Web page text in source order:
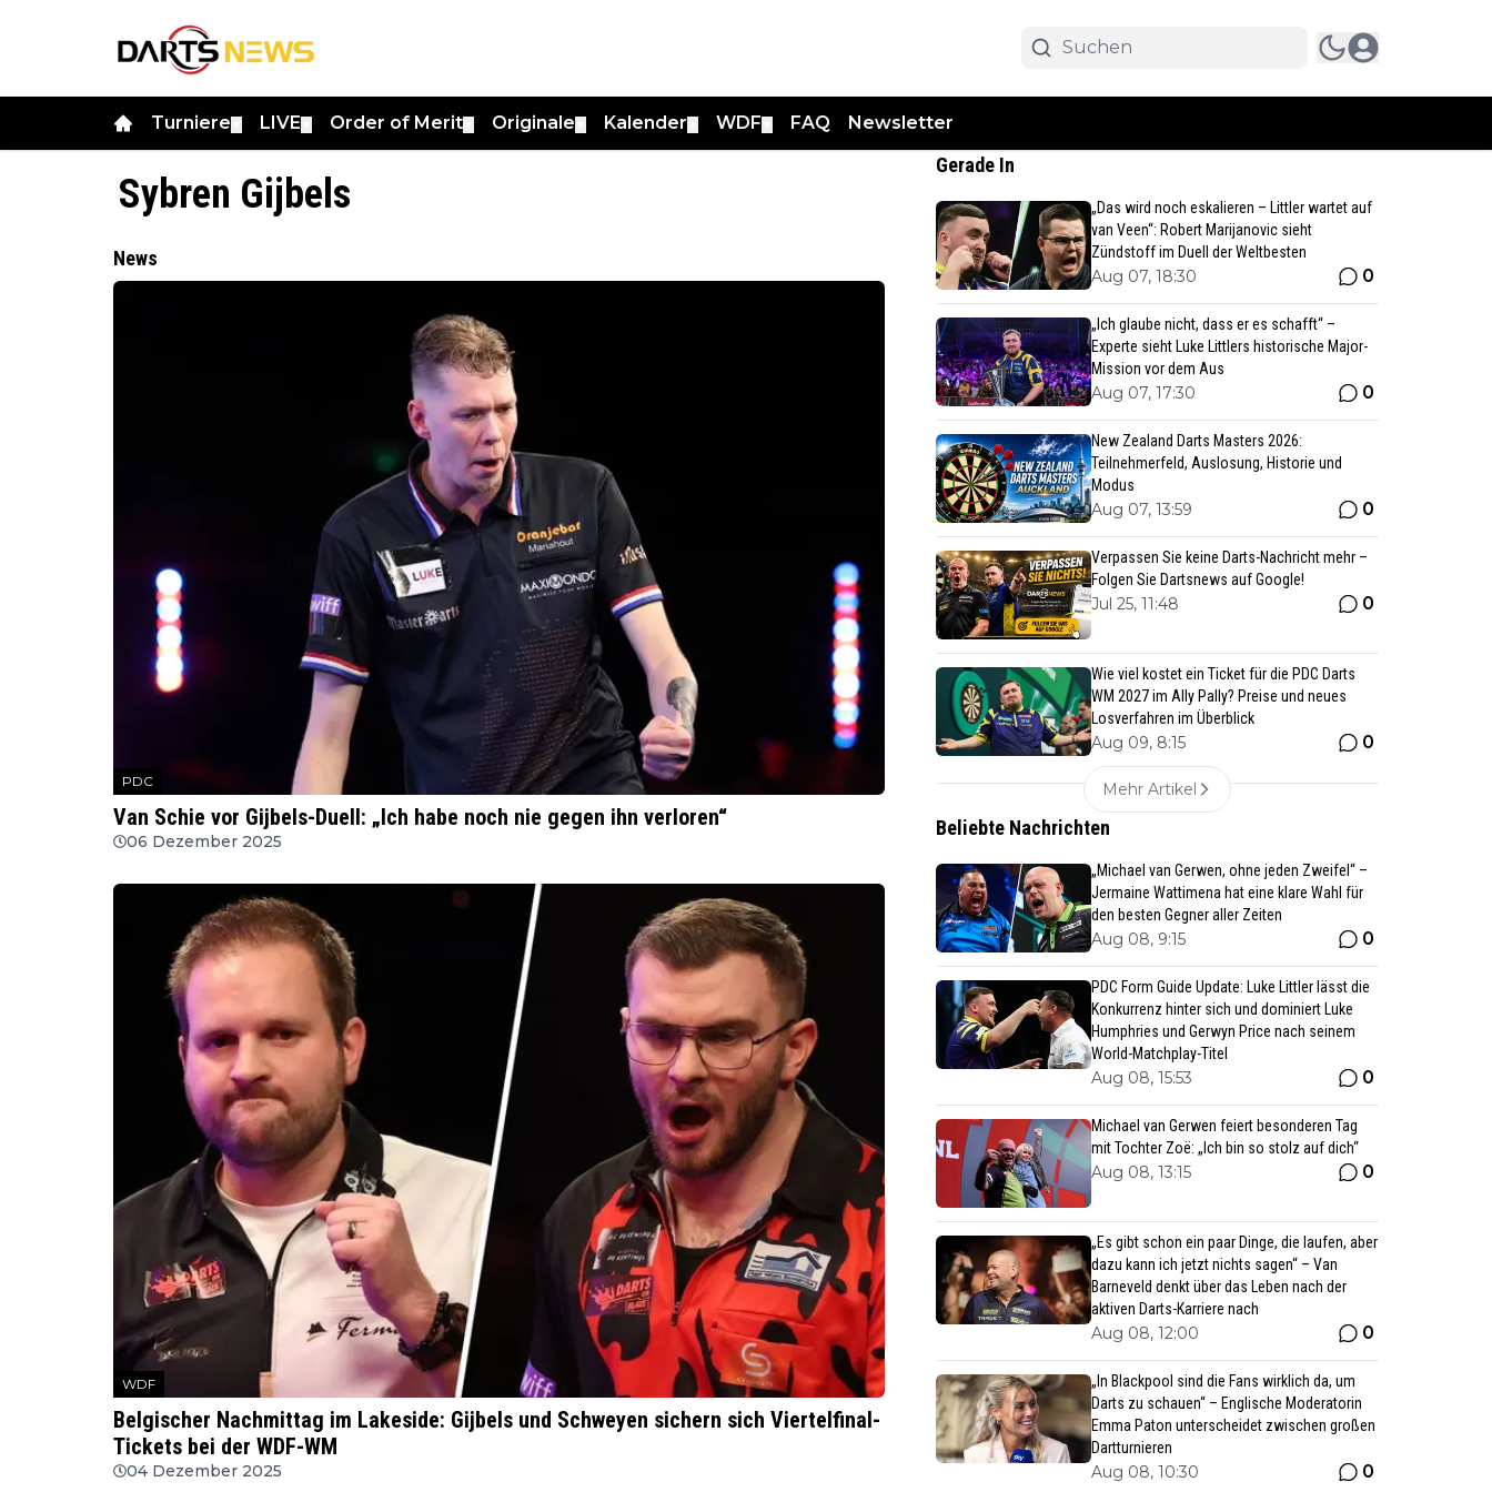
Turniere LIVE Order of Merit Originale Kalender WDF FAQ Newsletter
Sybren Gijbels
News
PDC
Van Schie vor Gijbels-Duell: „Ich habe noch nie gegen ihn verloren“
06 Dezember 2025
WDF
Belgischer Nachmittag im Lakeside: Gijbels und Schweyen sichern sich Viertelfinal-
Tickets bei der WDF-WM
04 Dezember 2025
Gerade In
„Das wird noch eskalieren – Littler wartet auf
van Veen“: Robert Marijanovic sieht
Zündstoff im Duell der Weltbesten
Aug 07, 18:30 0
„Ich glaube nicht, dass er es schafft“ –
Experte sieht Luke Littlers historische Major-
Mission vor dem Aus
Aug 07, 17:30 0
New Zealand Darts Masters 2026:
Teilnehmerfeld, Auslosung, Historie und
Modus
Aug 07, 13:59 0
Verpassen Sie keine Darts-Nachricht mehr –
Folgen Sie Dartsnews auf Google!
Jul 25, 11:48 0
Wie viel kostet ein Ticket für die PDC Darts
WM 2027 im Ally Pally? Preise und neues
Losverfahren im Überblick
Aug 09, 8:15 0
Mehr Artikel
Beliebte Nachrichten
„Michael van Gerwen, ohne jeden Zweifel“ –
Jermaine Wattimena hat eine klare Wahl für
den besten Gegner aller Zeiten
Aug 08, 9:15 0
PDC Form Guide Update: Luke Littler lässt die
Konkurrenz hinter sich und dominiert Luke
Humphries und Gerwyn Price nach seinem
World-Matchplay-Titel
Aug 08, 15:53 0
Michael van Gerwen feiert besonderen Tag
mit Tochter Zoë: „Ich bin so stolz auf dich“
Aug 08, 13:15 0
„Es gibt schon ein paar Dinge, die laufen, aber
dazu kann ich jetzt nichts sagen“ – Van
Barneveld denkt über das Leben nach der
aktiven Darts-Karriere nach
Aug 08, 12:00 0
„In Blackpool sind die Fans wirklich da, um
Darts zu schauen“ – Englische Moderatorin
Emma Paton unterscheidet zwischen großen
Dartturnieren
Aug 08, 10:30 0